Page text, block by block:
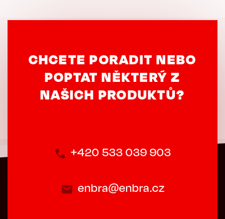
CHCETE PORADIT NEBO
POPTAT NĚKTERÝ Z
NAŠICH PRODUKTŮ?
+420 533 039 903
enbra@enbra.cz